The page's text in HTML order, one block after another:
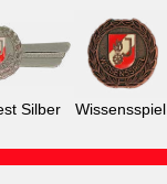
Silber Wissensspiel